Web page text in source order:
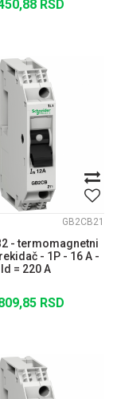
RSD
GB2CB21
- termomagnetni
- 1P - 16 A -
Id = 220 A
RSD